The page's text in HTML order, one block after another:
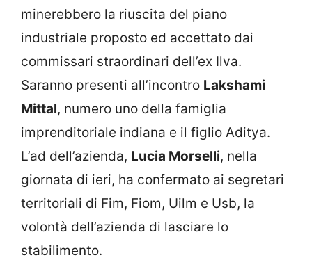
minerebbero la riuscita del piano
industriale proposto ed accettato dai
commissari straordinari dell’ex Ilva.
Saranno presenti all’incontro Lakshami
Mittal, numero uno della famiglia
imprenditoriale indiana e il figlio Aditya.
L’ad dell’azienda, Lucia Morselli, nella
giornata di ieri, ha confermato ai segretari
territoriali di Fim, Fiom, Uilm e Usb, la
volontà dell’azienda di lasciare lo
stabilimento.